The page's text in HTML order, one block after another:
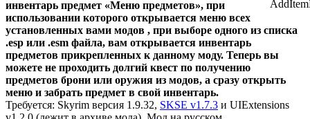
инвентарь предмет «Меню предметов», при
использовании которого открывается меню всех
установленных вами модов , при выборе одного из списка
.esp или .esm файла, вам открывается инвентарь
предметов прикрепленных к данному моду. Теперь вы
можете не проходить долгий квест по получению
предметов брони или оружия из модов, а сразу открыть
меню и забрать предмет в свой инвентарь.
Требуется: Skyrim версия 1.9.32, SKSE v1.7.3 и UIExtensions